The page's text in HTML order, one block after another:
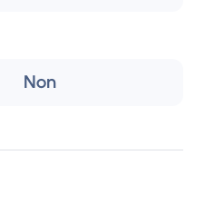
Non